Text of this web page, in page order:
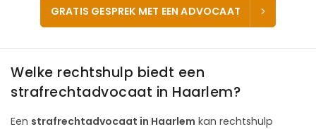
GRATIS GESPREK MET EEN ADVOCAAT
Welke rechtshulp biedt een
strafrechtadvocaat in Haarlem?
Een strafrechtadvocaat in Haarlem kan rechtshulp